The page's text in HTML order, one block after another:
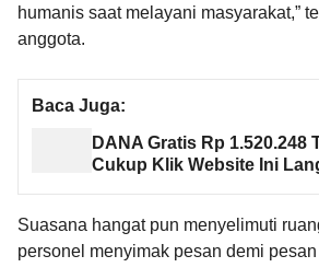
humanis saat melayani masyarakat,”
anggota.
Baca Juga:
DANA Gratis Rp 1.520.248
Cukup Klik Website Ini
Suasana hangat pun menyelimuti
personel menyimak pesan demi